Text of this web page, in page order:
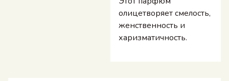
олицетворяет смелость,
женственность и
харизматичность.